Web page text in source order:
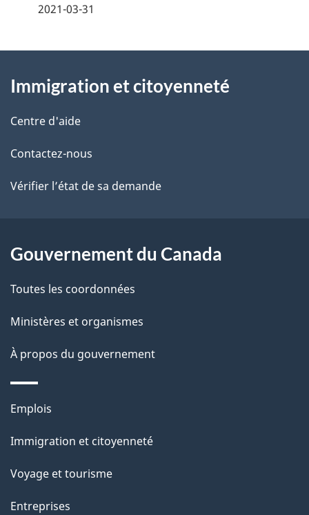
i
l
s
d
l
p
a
g
e
2021-03-31
propos
de
ce
site
Immigration et citoyenneté
Centre d'aide
Contactez-nous
Vérifier l’état de sa demande
Gouvernement du Canada
Toutes les coordonnées
Ministères et organismes
À propos du gouvernement
Thèmes
sujets
Emplois
Immigration et citoyenneté
Voyage et tourisme
Entreprises